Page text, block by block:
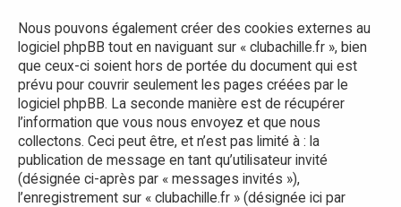
Nous pouvons également créer des cookies externes au
logiciel phpBB tout en naviguant sur « clubachille.fr », bien
que ceux-ci soient hors de portée du document qui est
prévu pour couvrir seulement les pages créées par le
logiciel phpBB. La seconde manière est de récupérer
l’information que vous nous envoyez et que nous
collectons. Ceci peut être, et n’est pas limité à : la
publication de message en tant qu’utilisateur invité
(désignée ci-après par « messages invités »),
l’enregistrement sur « clubachille.fr » (désignée ici par